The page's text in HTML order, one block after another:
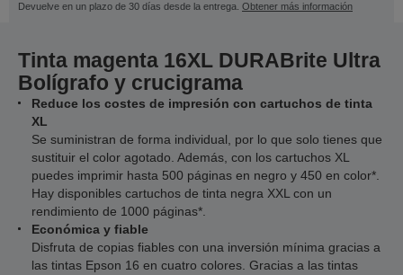
Devuelve en un plazo de 30 días desde la entrega. Obtener más información
Tinta magenta 16XL DURABrite Ultra
Bolígrafo y crucigrama
Reduce los costes de impresión con cartuchos de tinta
XL
Se suministran de forma individual, por lo que solo tienes que
sustituir el color agotado. Además, con los cartuchos XL
puedes imprimir hasta 500 páginas en negro y 450 en color*.
Hay disponibles cartuchos de tinta negra XXL con un
rendimiento de 1000 páginas*.
Económica y fiable
Disfruta de copias fiables con una inversión mínima gracias a
las tintas Epson 16 en cuatro colores. Gracias a las tintas